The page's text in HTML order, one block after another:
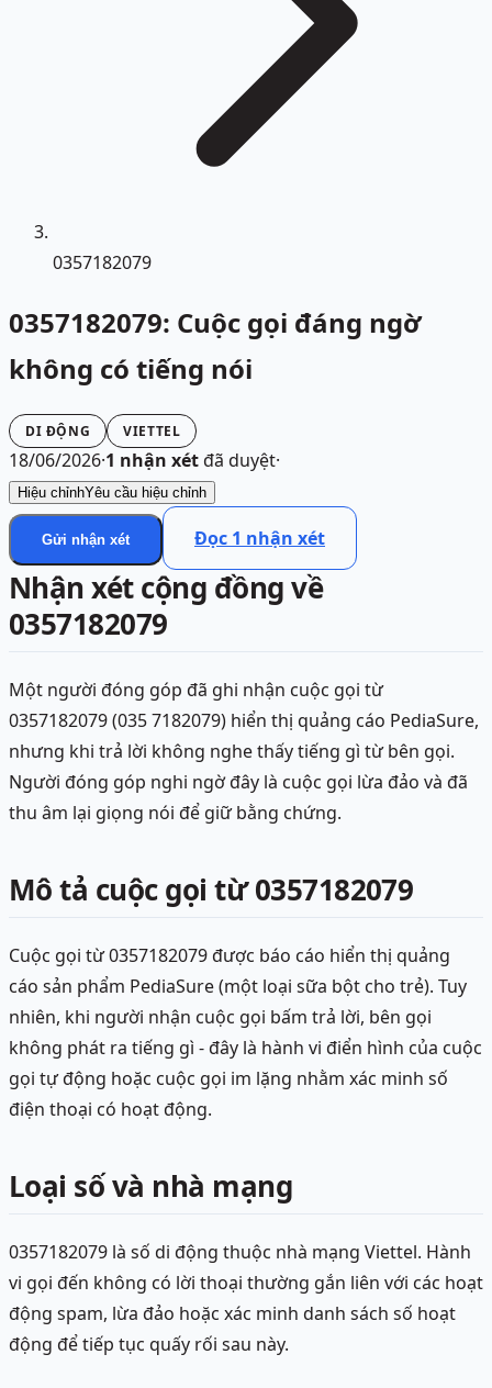
0357182079
0357182079: Cuộc gọi đáng ngờ
không có tiếng nói
DI ĐỘNG VIETTEL
18/06/2026·1 nhận xétđã duyệt·
Hiệu chỉnhYêu cầu hiệu chỉnh
Gửi nhận xét Đọc 1 nhận xét
Nhận xét cộng đồng về
0357182079
Một người đóng góp đã ghi nhận cuộc gọi từ
0357182079 (035 7182079) hiển thị quảng cáo PediaSure,
nhưng khi trả lời không nghe thấy tiếng gì từ bên gọi.
Người đóng góp nghi ngờ đây là cuộc gọi lừa đảo và đã
thu âm lại giọng nói để giữ bằng chứng.
Mô tả cuộc gọi từ 0357182079
Cuộc gọi từ 0357182079 được báo cáo hiển thị quảng
cáo sản phẩm PediaSure (một loại sữa bột cho trẻ). Tuy
nhiên, khi người nhận cuộc gọi bấm trả lời, bên gọi
không phát ra tiếng gì - đây là hành vi điển hình của cuộc
gọi tự động hoặc cuộc gọi im lặng nhằm xác minh số
điện thoại có hoạt động.
Loại số và nhà mạng
0357182079 là số di động thuộc nhà mạng Viettel. Hành
vi gọi đến không có lời thoại thường gắn liên với các hoạt
động spam, lừa đảo hoặc xác minh danh sách số hoạt
động để tiếp tục quấy rối sau này.